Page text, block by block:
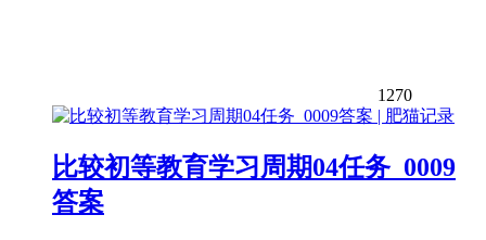
1270
比较初等教育学习周期04任务_0009
答案